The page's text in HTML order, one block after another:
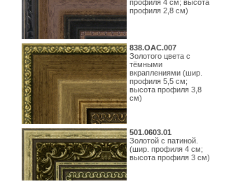
профиля 4 см; высота
профиля 2,8 см)
838.ОАС.007
Золотого цвета с
тёмными
вкраплениями (шир.
профиля 5,5 см;
высота профиля 3,8
см)
501.0603.01
Золотой с патиной.
(шир. профиля 4 см;
высота профиля 3 см)